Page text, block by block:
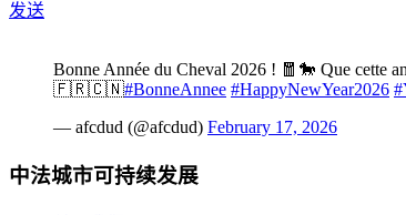
发送
Bonne Année du Cheval 2026 ! 🧧🐎 Que cette
🇫🇷🇨🇳#BonneAnnee #HappyNewYear2026
— afcdud (@afcdud) February 17, 2026
中法城市可持续发展